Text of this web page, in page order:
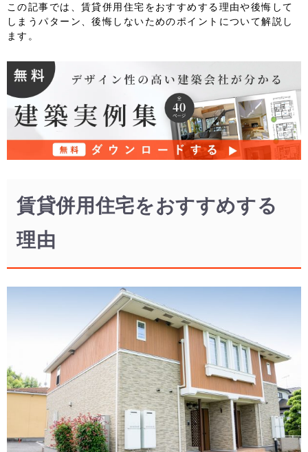
この記事では、賃貸併用住宅をおすすめする理由や後悔して
しまうパターン、後悔しないためのポイントについて解説し
ます。
賃貸併用住宅をおすすめする
理由